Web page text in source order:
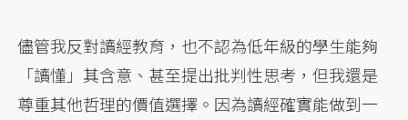
儘管我反對讀經教育，也不認為低年級的學生能夠
「讀懂」其含意、甚至提出批判性思考，但我還是
尊重其他哲理的價值選擇。因為讀經確實能做到一